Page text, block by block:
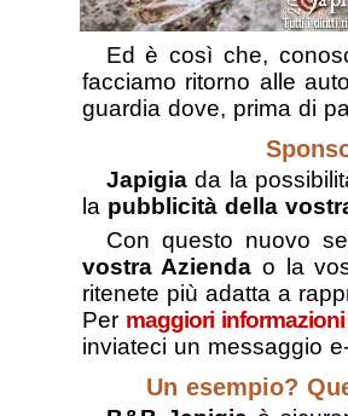
Ed è così che,
facciamo ritorno alle
guardia dove, prima di
Japigiada la
la pubblicità della
Con questo nuovo
vostra Azienda o la
ritenete più adatta a
Per maggiori informazioni
inviateci un messaggio
Un esempio?